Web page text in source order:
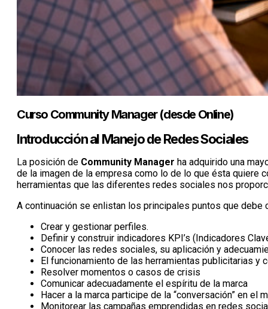
Curso Community Manager (desde Online)
Introducción al Manejo de Redes Sociales
La posición de Community Manager ha adquirido una
de la imagen de la empresa como lo de lo que ésta quiere
herramientas que las diferentes redes sociales nos
A continuación se enlistan los principales puntos que debe
Crear y gestionar perfiles.
Definir y construir indicadores KPI’s (Indicadores
Conocer las redes sociales, su aplicación y
El funcionamiento de las herramientas publicitarias y
Resolver momentos o casos de crisis
Comunicar adecuadamente el espíritu de la marca
Hacer a la marca participe de la “conversación” en el
Monitorear las campañas emprendidas en redes